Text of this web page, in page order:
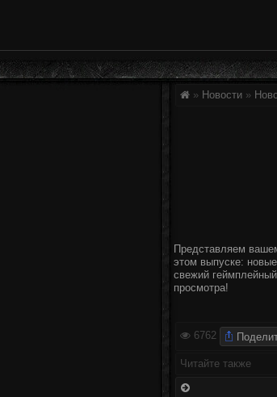
» Новости »
Представляем
этом выпуске:
свежий
просмотра!
6762
Читайте также